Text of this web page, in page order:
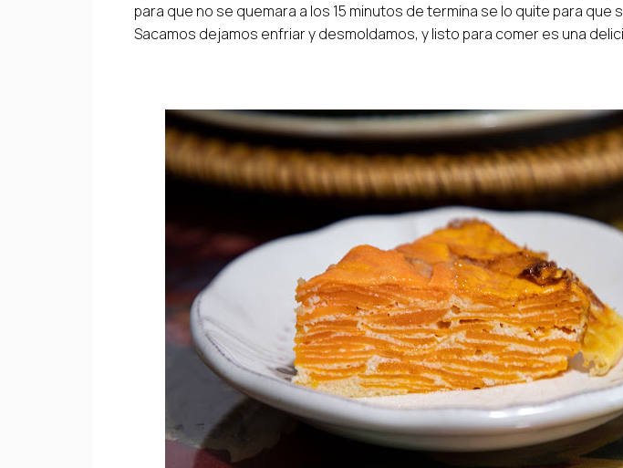
para que no se quemara a los 15 minutos de termina se lo quite para que
Sacamos dejamos enfriar y desmoldamos, y listo para comer es una